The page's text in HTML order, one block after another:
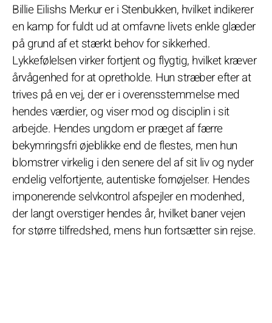
Billie Eilishs Merkur er i Stenbukken, hvilket indikerer
en kamp for fuldt ud at omfavne livets enkle glæder
på grund af et stærkt behov for sikkerhed.
Lykkefølelsen virker fortjent og flygtig, hvilket kræver
årvågenhed for at opretholde. Hun stræber efter at
trives på en vej, der er i overensstemmelse med
hendes værdier, og viser mod og disciplin i sit
arbejde. Hendes ungdom er præget af færre
bekymringsfri øjeblikke end de flestes, men hun
blomstrer virkelig i den senere del af sit liv og nyder
endelig velfortjente, autentiske fornøjelser. Hendes
imponerende selvkontrol afspejler en modenhed,
der langt overstiger hendes år, hvilket baner vejen
for større tilfredshed, mens hun fortsætter sin rejse.